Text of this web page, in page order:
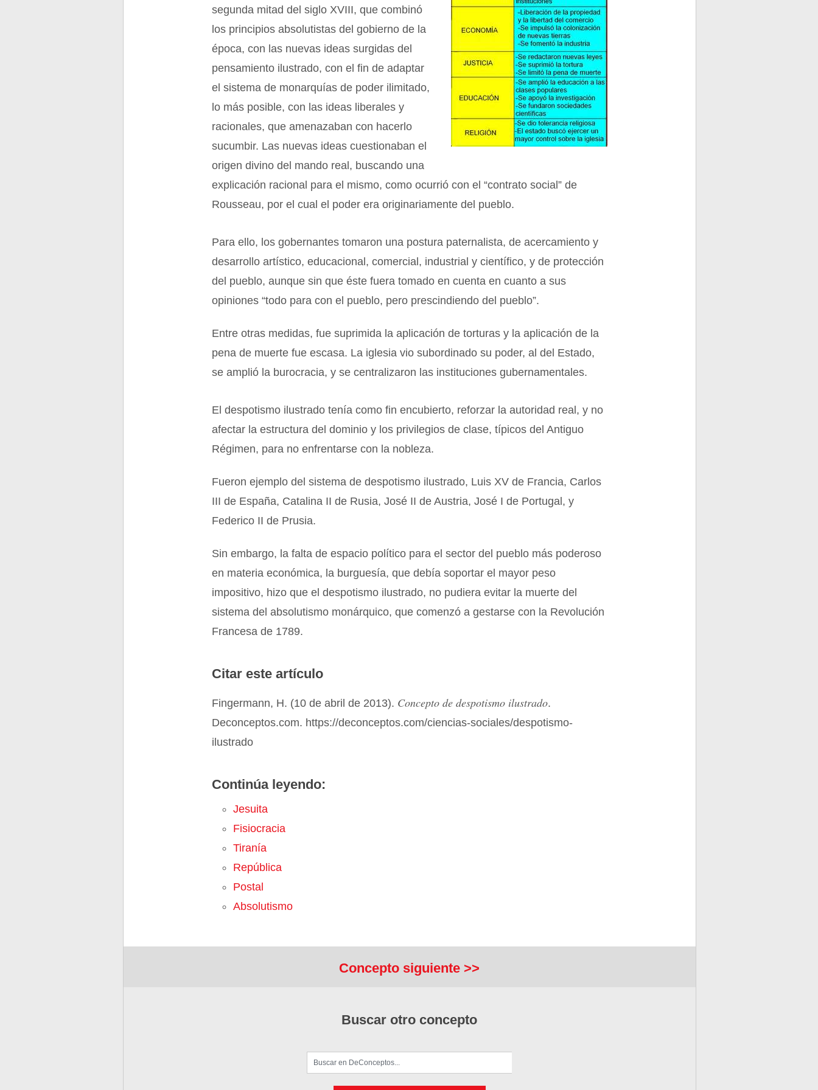
segunda mitad del siglo XVIII, que combinó
los principios absolutistas del gobierno de la
época, con las nuevas ideas surgidas del
pensamiento ilustrado, con el fin de adaptar
el sistema de monarquías de poder ilimitado,
lo más posible, con las ideas liberales y
racionales, que amenazaban con hacerlo
sucumbir. Las nuevas ideas cuestionaban el
origen divino del mando real, buscando una
explicación racional para el mismo, como ocurrió con el “contrato social” de
Rousseau, por el cual el poder era originariamente del pueblo.
Para ello, los gobernantes tomaron una postura paternalista, de acercamiento y
desarrollo artístico, educacional, comercial, industrial y científico, y de protección
del pueblo, aunque sin que éste fuera tomado en cuenta en cuanto a sus
opiniones “todo para con el pueblo, pero prescindiendo del pueblo”.
Entre otras medidas, fue suprimida la aplicación de torturas y la aplicación de la
pena de muerte fue escasa. La iglesia vio subordinado su poder, al del Estado,
se amplió la burocracia, y se centralizaron las instituciones gubernamentales.
El despotismo ilustrado tenía como fin encubierto, reforzar la autoridad real, y no
afectar la estructura del dominio y los privilegios de clase, típicos del Antiguo
Régimen, para no enfrentarse con la nobleza.
Fueron ejemplo del sistema de despotismo ilustrado, Luis XV de Francia, Carlos
III de España, Catalina II de Rusia, José II de Austria, José I de Portugal, y
Federico II de Prusia.
Sin embargo, la falta de espacio político para el sector del pueblo más poderoso
en materia económica, la burguesía, que debía soportar el mayor peso
impositivo, hizo que el despotismo ilustrado, no pudiera evitar la muerte del
sistema del absolutismo monárquico, que comenzó a gestarse con la Revolución
Francesa de 1789.
Citar este artículo
Fingermann, H. (10 de abril de 2013). Concepto de despotismo ilustrado.
Deconceptos.com. https://deconceptos.com/ciencias-sociales/despotismo-
ilustrado
Continúa leyendo:
Jesuita
Fisiocracia
Tiranía
República
Postal
Absolutismo
Concepto siguiente >>
Buscar otro concepto